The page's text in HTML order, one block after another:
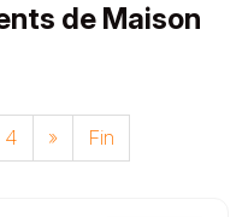
de Maison
4 » Fin